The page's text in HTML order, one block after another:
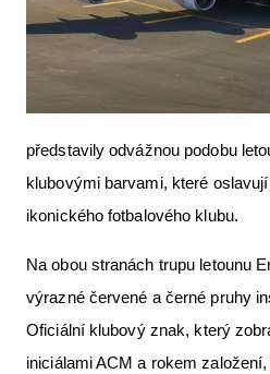
představily odvážnou podobu
klubovými barvami, které
ikonického fotbalového klubu.
Na obou stranách trupu letounu
výrazné červené a černé pruhy
Oficiální klubový znak, který
iniciálami ACM a rokem
The SAFE
Nabídky práce
Inzerujte s
E-SHOP